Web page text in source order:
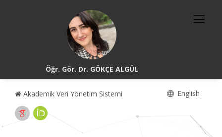
Öğr. Gör. Dr. GÖKÇE ALGÜL
Akademik Veri Yönetim Sistemi English